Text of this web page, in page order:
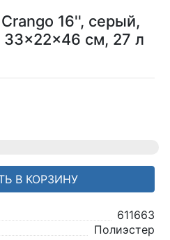
16'', серый,
33x22x46 см, 27 л
В КОРЗИНУ
611663
Полиэстер